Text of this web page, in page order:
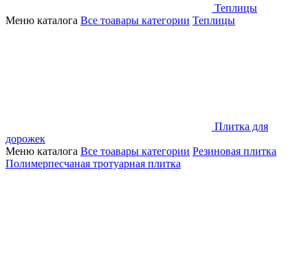
Теплицы
Меню каталога Все тоавары категории Теплицы
Плитка для
дорожек
Меню каталога Все тоавары категории Резиновая плитка
Полимерпесчаная тротуарная плитка